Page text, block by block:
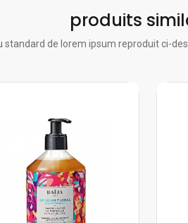
produits
standard de lorem ipsum reproduit ci-